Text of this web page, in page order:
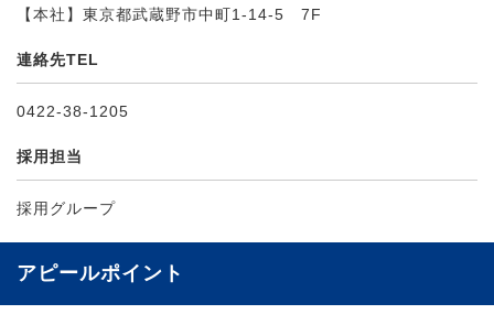
【本社】東京都武蔵野市中町1-14-5 7F
連絡先TEL
0422-38-1205
採用担当
採用グループ
アピールポイント